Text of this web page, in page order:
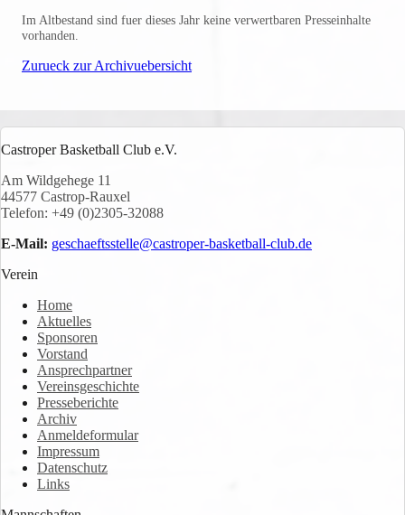
Im Altbestand sind fuer dieses Jahr keine verwertbaren Presseinhalte
vorhanden.
Zurueck zur Archivuebersicht
Castroper Basketball Club e.V.
Am Wildgehege 11
44577 Castrop-Rauxel
Telefon: +49 (0)2305-32088
E-Mail: geschaeftsstelle@castroper-basketball-club.de
Verein
Home
Aktuelles
Sponsoren
Vorstand
Ansprechpartner
Vereinsgeschichte
Presseberichte
Archiv
Anmeldeformular
Impressum
Datenschutz
Links